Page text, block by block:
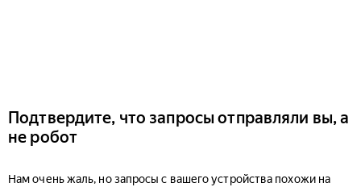
Подтвердите, что запросы отправляли вы, а
не робот
Нам очень жаль, но запросы с вашего устройства похожи на